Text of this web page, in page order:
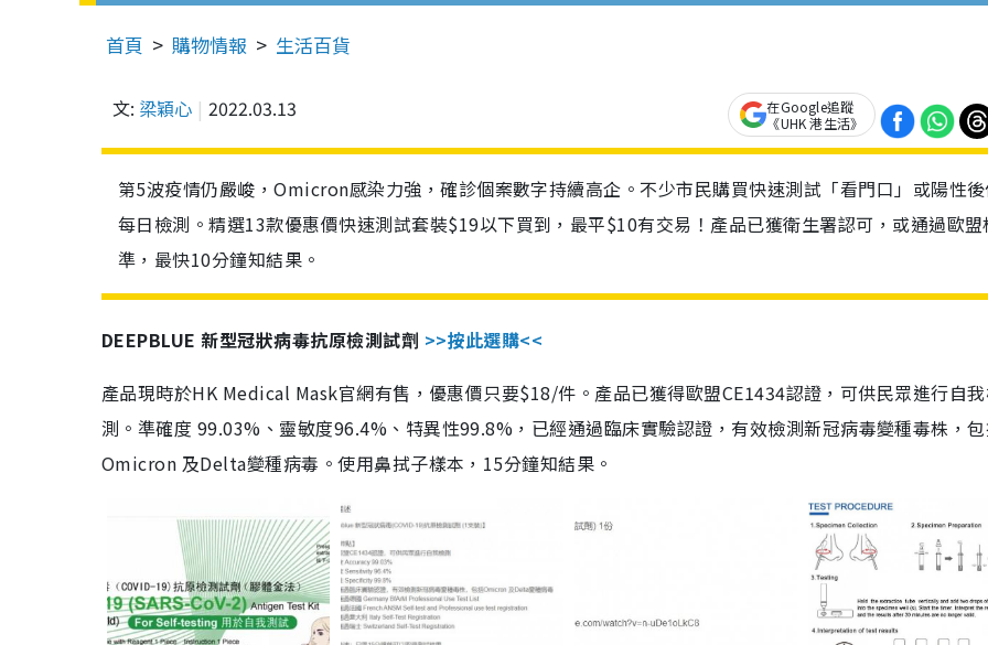
首頁 購物情報 生活百貨
文: 梁穎心 2022.03.13
在Google追蹤
《UHK 港生活》
第5波疫情仍嚴峻，Omicron感染力強，確診個案數字持續高企。不少市民購買快速測試「看門口」或陽性
每日檢測。精選13款優惠價快速測試套裝$19以下買到，最平$10有交易！產品已獲衛生署認可，或通過歐盟
準，最快10分鐘知結果。
DEEPBLUE 新型冠狀病毒抗原檢測試劑 >>按此選購<<
產品現時於HK Medical Mask官網有售，優惠價只要$18/件。產品已獲得歐盟CE1434認證，可供民眾進行自
測。準確度 99.03%、靈敏度96.4%、特異性99.8%，已經通過臨床實驗認證，有效檢測新冠病毒變種毒株，
Omicron 及Delta變種病毒。使用鼻拭子樣本，15分鐘知結果。